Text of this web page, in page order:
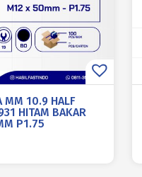
MM 10.9 HALF
HITAM BAKAR
P1.75